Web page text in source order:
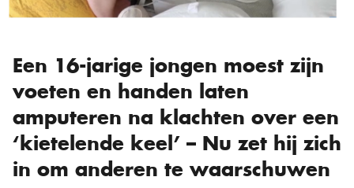
Een 16-jarige jongen moest zijn
voeten en handen laten
amputeren na klachten over een
‘kietelende keel’ – Nu zet hij zich
in om anderen te waarschuwen